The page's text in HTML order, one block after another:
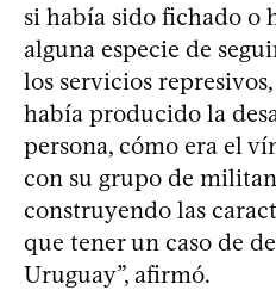
si había sido fichado o
alguna especie de
los servicios
había producido la
persona, cómo era el
con su grupo de
construyendo las
que tener un caso de
Uruguay”, afirmó.